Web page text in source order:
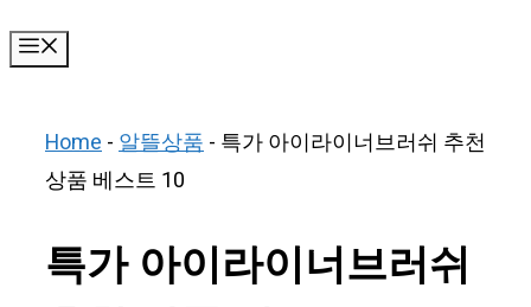
Home-알뜰상품- 특가 아이라이너브러쉬 추천
상품 베스트 10
특가 아이라이너브러쉬